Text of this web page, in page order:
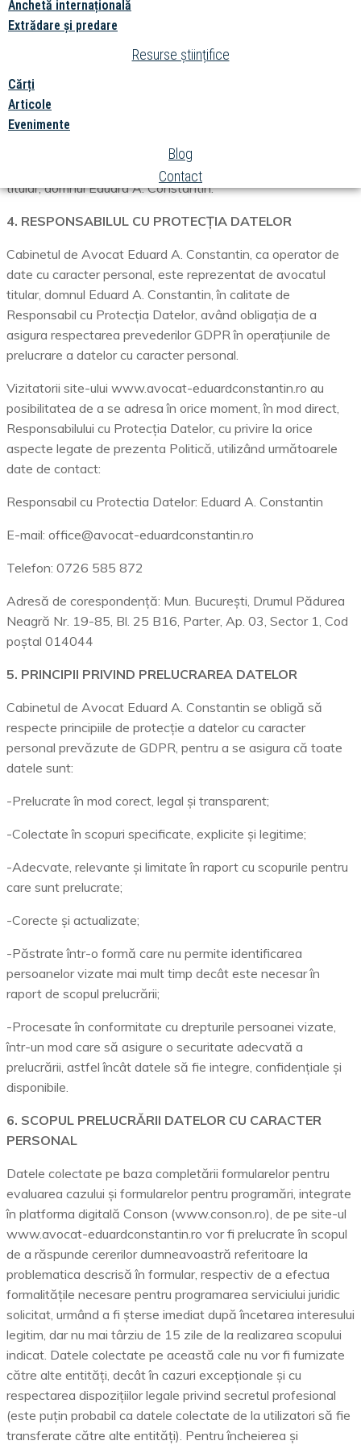
Anchetă internațională
Extrădare și predare
Resurse științifice
Cărți
Articole
Evenimente
Blog
Contact
urmare, vizitatorii site-ului înțeleg și consimt să nu modifice,
baza imaginilor și a informațiilor publicate pe acest site, în
orice mod, fără acordul scris al titularului cabinetului.
3. OPERATORUL DE DATE CU CARACTER PERSONAL
Operatorul de date cu caracter personal este Cabinetul de
Avocat Eduard A. Constantin, reprezentat de către avocatul
titular, domnul Eduard A. Constantin.
4. RESPONSABILUL CU PROTECȚIA DATELOR
Cabinetul de Avocat Eduard A. Constantin, ca operator de
date cu caracter personal, este reprezentat de avocatul
titular, domnul Eduard A. Constantin, în calitate de
Responsabil cu Protecția Datelor, având obligația de a
asigura respectarea prevederilor GDPR în operațiunile de
prelucrare a datelor cu caracter personal.
Vizitatorii site-ului www.avocat-eduardconstantin.ro au
posibilitatea de a se adresa în orice moment, în mod direct,
Responsabilului cu Protecția Datelor, cu privire la orice
aspecte legate de prezenta Politică, utilizând următoarele
date de contact:
Responsabil cu Protectia Datelor: Eduard A. Constantin
E-mail: office@avocat-eduardconstantin.ro
Telefon: 0726 585 872
Adresă de corespondență: Mun. București, Drumul Pădurea
Neagră Nr. 19-85, Bl. 25 B16, Parter, Ap. 03, Sector 1, Cod
poștal 014044
5. PRINCIPII PRIVIND PRELUCRAREA DATELOR
Cabinetul de Avocat Eduard A. Constantin se obligă să
respecte principiile de protecție a datelor cu caracter
personal prevăzute de GDPR, pentru a se asigura că toate
datele sunt:
-Prelucrate în mod corect, legal și transparent;
-Colectate în scopuri specificate, explicite și legitime;
-Adecvate, relevante și limitate în raport cu scopurile pentru
care sunt prelucrate;
-Corecte și actualizate;
-Păstrate într-o formă care nu permite identificarea
persoanelor vizate mai mult timp decât este necesar în
raport de scopul prelucrării;
-Procesate în conformitate cu drepturile persoanei vizate,
într-un mod care să asigure o securitate adecvată a
prelucrării, astfel încât datele să fie integre, confidențiale și
disponibile.
6. SCOPUL PRELUCRĂRII DATELOR CU CARACTER
PERSONAL
Datele colectate pe baza completării formularelor pentru
evaluarea cazului și formularelor pentru programări, integrate
în platforma digitală Conson (www.conson.ro), de pe site-ul
www.avocat-eduardconstantin.ro vor fi prelucrate în scopul
de a răspunde cererilor dumneavoastră referitoare la
problematica descrisă în formular, respectiv de a efectua
formalitățile necesare pentru programarea serviciului juridic
solicitat, urmând a fi șterse imediat după încetarea interesului
legitim, dar nu mai târziu de 15 zile de la realizarea scopului
indicat. Datele colectate pe această cale nu vor fi furnizate
către alte entități, decât în cazuri excepționale și cu
respectarea dispozițiilor legale privind secretul profesional
(este puțin probabil ca datele colectate de la utilizatori să fie
transferate către alte entități). Pentru încheierea și